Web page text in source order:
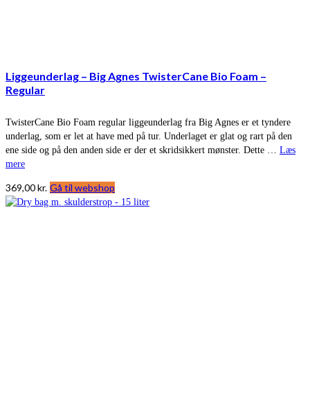
Liggeunderlag – Big Agnes TwisterCane Bio Foam –
Regular
TwisterCane Bio Foam regular liggeunderlag fra Big Agnes er et tyndere
underlag, som er let at have med på tur. Underlaget er glat og rart på den
ene side og på den anden side er der et skridsikkert mønster. Dette … Læs
mere
369,00kr. Gå til webshop